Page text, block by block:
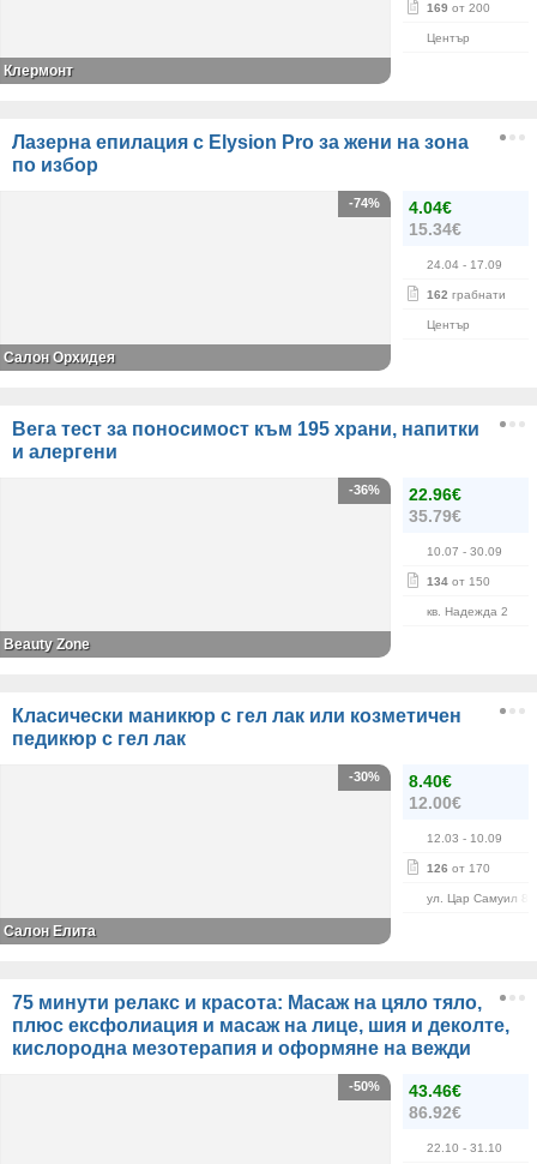
169 от 200
Център
Клермонт
Лазерна епилация с Elysion Pro за жени на зона
по избор
4.04€
15.34€
24.04 - 17.09
162 грабнати
Център
-74%
Салон Орхидея
Вега тест за поносимост към 195 храни, напитки
и алергени
22.96€
35.79€
10.07 - 30.09
134 от 150
кв. Надежда 2
-36%
Beauty Zone
Класически маникюр с гел лак или козметичен
педикюр с гел лак
8.40€
12.00€
12.03 - 10.09
126 от 170
ул. Цар Самуил 84
-30%
Салон Елита
75 минути релакс и красота: Масаж на цяло тяло,
плюс ексфолиация и масаж на лице, шия и деколте,
кислородна мезотерапия и оформяне на вежди
43.46€
86.92€
22.10 - 31.10
-50%